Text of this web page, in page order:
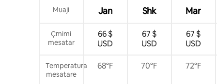
Muaji Jan Shk Mar
Çmimi
mesatar
66 $
USD
67 $
USD
67 $
USD
Temperatura
mesatare
68°F 70°F 72°F